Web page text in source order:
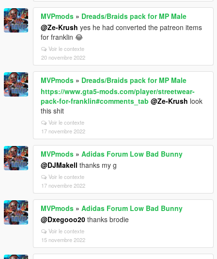
MVPmods » Dreads/Braids pack for MP Male
@Ze-Krush yes he had converted the patreon items
for franklin 😂
Voir le contexte
20 novembre 2022
MVPmods » Dreads/Braids pack for MP Male
https://www.gta5-mods.com/player/streetwear-
pack-for-franklin#comments_tab @Ze-Krush look
this shit
Voir le contexte
17 novembre 2022
MVPmods » Adidas Forum Low Bad Bunny
@DJMakell thanks my g
Voir le contexte
17 novembre 2022
MVPmods » Adidas Forum Low Bad Bunny
@Dxegooo20 thanks brodie
Voir le contexte
15 novembre 2022